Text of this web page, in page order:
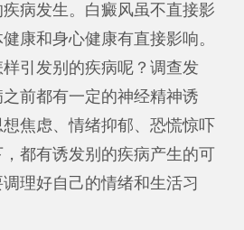
病发生。白癜风虽不直接影
康和身心健康有直接影响。
引发别的疾病呢？调查发
前都有一定的神经精神诱
焦虑、情绪抑郁、恐慌惊吓
都有诱发别的疾病产生的可
理好自己的情绪和生活习